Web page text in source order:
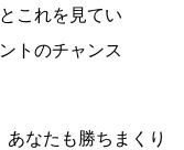
これを見てい
トのチャンス
あなたも勝ちまくり